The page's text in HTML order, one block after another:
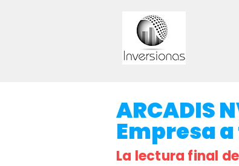
ARCADIS
Empresa
La lectura final